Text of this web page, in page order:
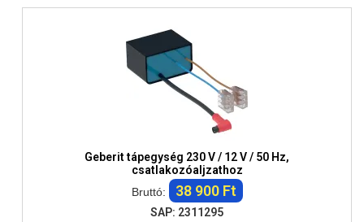
Geberit tápegység 230 V / 12 V / 50 Hz,
csatlakozóaljzathoz
Bruttó:
38 900 Ft
SAP: 2311295